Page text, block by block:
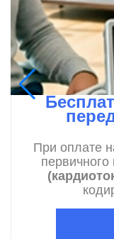
При оплате